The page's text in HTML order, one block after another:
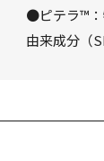
●ピテラ™：
由来成分（